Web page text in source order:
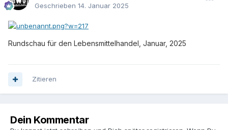
Geschrieben 14. Januar 2025
Rundschau für den Lebensmittelhandel, Januar, 2025
Zitieren
Dein Kommentar